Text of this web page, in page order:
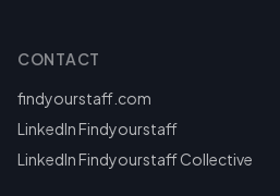
CONTACT
findyourstaff.com
LinkedIn Findyourstaff
LinkedIn Findyourstaff Collective